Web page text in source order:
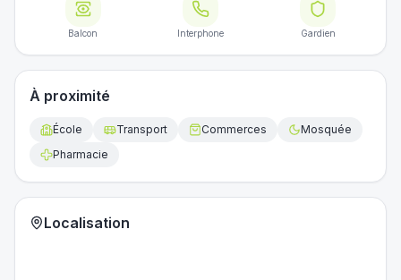
Balcon Interphone Gardien
À proximité
École Transport Commerces
Mosquée
Pharmacie
Localisation